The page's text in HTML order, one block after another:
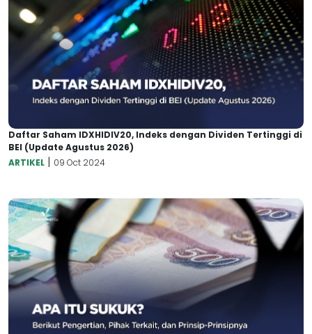
Daftar Saham IDXHIDIV20, Indeks dengan Dividen Tertinggi di
BEI (Update Agustus 2026)
ARTIKEL | 09 Oct 2024